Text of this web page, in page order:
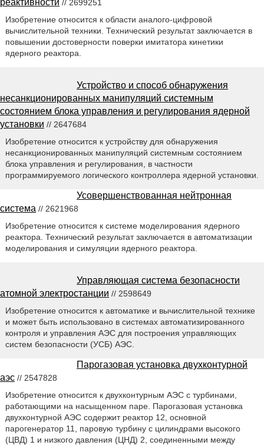
реактивности // 2699251
Изобретение относится к области аналого-цифровой
вычислительной техники. Технический результат заключается в
повышении достоверности поверки имитатора кинетики
ядерного реактора.
Устройство и способ обнаружения
несанкционированных манипуляций системным
состоянием блока управления и регулирования ядерной
установки // 2647684
Изобретение относится к устройству для обнаружения
несанкционированных манипуляций системным состоянием
блока управления и регулирования, в частности
программируемого логического контроллера ядерной установки.
Усовершенствованная нейтронная
система // 2621968
Изобретение относится к системе моделирования ядерного
реактора. Технический результат заключается в автоматизации
моделирования и симуляции ядерного реактора.
Управляющая система безопасности
атомной электростанции // 2598649
Изобретение относится к автоматике и вычислительной технике
и может быть использовано в системах автоматизированного
контроля и управления АЭС для построения управляющих
систем безопасности (УСБ) АЭС.
Парогазовая установка двухконтурной
аэс // 2547828
Изобретение относится к двухконтурным АЭС с турбинами,
работающими на насыщенном паре. Парогазовая установка
двухконтурной АЭС содержит реактор 12, основной
парогенератор 11, паровую турбину с цилиндрами высокого
(ЦВД) 1 и низкого давления (ЦНД) 2, соединенными между